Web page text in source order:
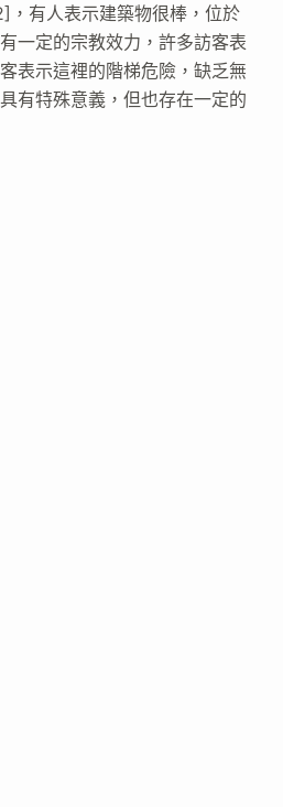
，有人表示建築物很棒，位於
一定的宗教效力，許多訪客表
表示這裡的階梯危險，缺乏無
有特殊意義，但也存在一定的